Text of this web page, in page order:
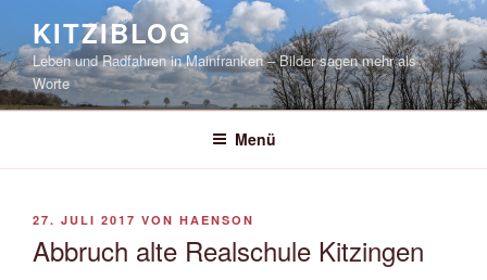
springen
KITZIBLOG
Leben und Radfahren in Mainfranken – Bilder sagen mehr als
Worte
Menü
VERÖFFENTLICHT
27. JULI 2017 VON HAENSON
Abbruch alte Realschule Kitzingen